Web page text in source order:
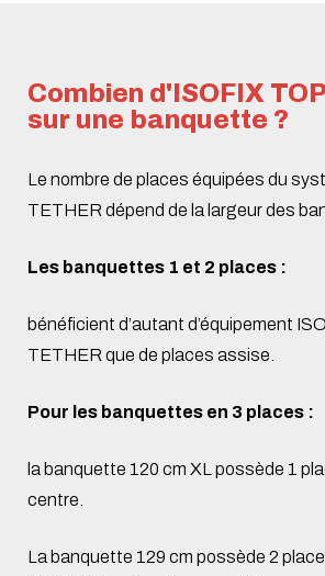
Combien d'ISOFIX
sur une banquette ?
Le nombre de places équipées du
TETHER dépend de la largeur des
Les banquettes 1 et 2 places :
bénéficient d’autant d’équipement
TETHER que de places assise.
Pour les banquettes en 3 places :
la banquette 120 cm XL possède 1
centre.
La banquette 129 cm possède 2